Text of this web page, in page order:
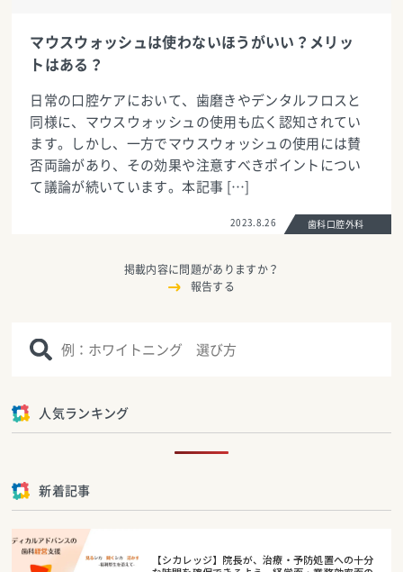
マウスウォッシュは使わないほうがいい？メリッ
トはある？
日常の口腔ケアにおいて、歯磨きやデンタルフロスと
同様に、マウスウォッシュの使用も広く認知されてい
ます。しかし、一方でマウスウォッシュの使用には賛
否両論があり、その効果や注意すべきポイントについ
て議論が続いています。本記事 […]
2023.8.26 歯科口腔外科
掲載内容に問題がありますか？
報告する
人気ランキング
新着記事
【シカレッジ】院長が、治療・予防処置への十分